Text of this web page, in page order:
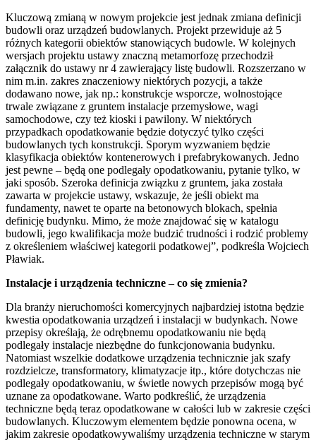
Kluczową zmianą w nowym projekcie jest jednak zmiana definicji
budowli oraz urządzeń budowlanych. Projekt przewiduje aż 5
różnych kategorii obiektów stanowiących budowle. W kolejnych
wersjach projektu ustawy znaczną metamorfozę przechodził
załącznik do ustawy nr 4 zawierający listę budowli. Rozszerzano w
nim m.in. zakres znaczeniowy niektórych pozycji, a także
dodawano nowe, jak np.: konstrukcje wsporcze, wolnostojące
trwale związane z gruntem instalacje przemysłowe, wagi
samochodowe, czy też kioski i pawilony. W niektórych
przypadkach opodatkowanie będzie dotyczyć tylko części
budowlanych tych konstrukcji. Sporym wyzwaniem będzie
klasyfikacja obiektów kontenerowych i prefabrykowanych. Jedno
jest pewne – będą one podlegały opodatkowaniu, pytanie tylko, w
jaki sposób. Szeroka definicja związku z gruntem, jaka została
zawarta w projekcie ustawy, wskazuje, że jeśli obiekt ma
fundamenty, nawet te oparte na betonowych blokach, spełnia
definicję budynku. Mimo, że może znajdować się w katalogu
budowli, jego kwalifikacja może budzić trudności i rodzić problemy
z określeniem właściwej kategorii podatkowej”, podkreśla Wojciech
Pławiak.
Instalacje i urządzenia techniczne – co się zmienia?
Dla branży nieruchomości komercyjnych najbardziej istotna będzie
kwestia opodatkowania urządzeń i instalacji w budynkach. Nowe
przepisy określają, że odrębnemu opodatkowaniu nie będą
podlegały instalacje niezbędne do funkcjonowania budynku.
Natomiast wszelkie dodatkowe urządzenia technicznie jak szafy
rozdzielcze, transformatory, klimatyzacje itp., które dotychczas nie
podlegały opodatkowaniu, w świetle nowych przepisów mogą być
uznane za opodatkowane. Warto podkreślić, że urządzenia
techniczne będą teraz opodatkowane w całości lub w zakresie części
budowlanych. Kluczowym elementem będzie ponowna ocena, w
jakim zakresie opodatkowywaliśmy urządzenia techniczne w starym